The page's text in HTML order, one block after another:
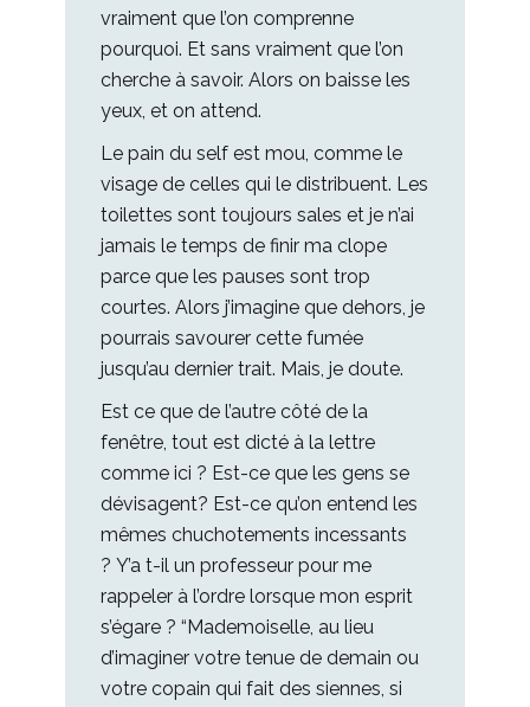
vraiment que l’on comprenne
pourquoi. Et sans vraiment que l’on
cherche à savoir. Alors on baisse les
yeux, et on attend.
Le pain du self est mou, comme le
visage de celles qui le distribuent. Les
toilettes sont toujours sales et je n’ai
jamais le temps de finir ma clope
parce que les pauses sont trop
courtes. Alors j’imagine que dehors, je
pourrais savourer cette fumée
jusqu’au dernier trait. Mais, je doute.
Est ce que de l’autre côté de la
fenêtre, tout est dicté à la lettre
comme ici ? Est-ce que les gens se
dévisagent? Est-ce qu’on entend les
mêmes chuchotements incessants
? Y’a t-il un professeur pour me
rappeler à l’ordre lorsque mon esprit
s’égare ? “Mademoiselle, au lieu
d’imaginer votre tenue de demain ou
votre copain qui fait des siennes, si